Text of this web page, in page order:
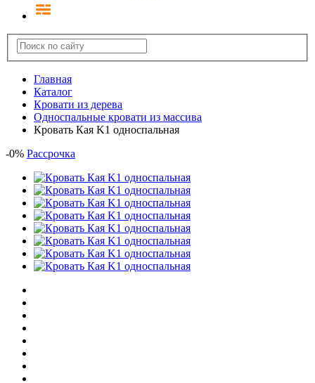
Главная
Каталог
Кровати из дерева
Односпальные кровати из массива
Кровать Кая K1 односпальная
-0% Рассрочка